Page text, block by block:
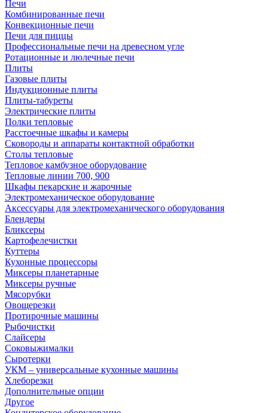
Печи
Комбинированные печи
Конвекционные печи
Печи для пиццы
Профессиональные печи на древесном угле
Ротационные и люлечные печи
Плиты
Газовые плиты
Индукционные плиты
Плиты-табуреты
Электрические плиты
Полки тепловые
Расстоечные шкафы и камеры
Сковороды и аппараты контактной обработки
Столы тепловые
Тепловое камбузное оборудование
Тепловые линии 700, 900
Шкафы пекарские и жарочные
Электромеханическое оборудование
Аксессуары для электромеханического оборудования
Блендеры
Бликсеры
Картофелечистки
Куттеры
Кухонные процессоры
Миксеры планетарные
Миксеры ручные
Мясорубки
Овощерезки
Протирочные машины
Рыбочистки
Слайсеры
Соковыжималки
Сыротерки
УКМ – универсальные кухонные машины
Хлеборезки
Дополнительные опции
Другое